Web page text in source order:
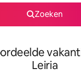
Zoeken
Leiria